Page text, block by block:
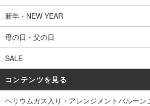
新年・NEW YEAR
母の日・父の日
SALE
コンテンツを見る
ヘリウムガス入り・アレンジメントバルーン